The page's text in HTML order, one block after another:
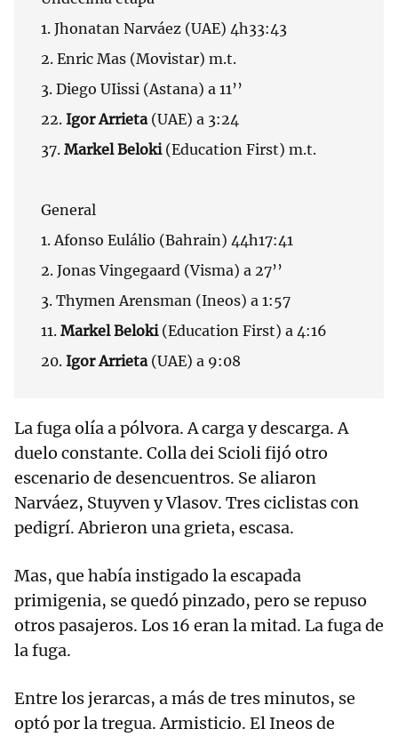
1. Jhonatan Narváez (UAE) 4h33:43
2. Enric Mas (Movistar) m.t.
3. Diego UIissi (Astana) a 11’’
22. Igor Arrieta(UAE) a 3:24
37. Markel Beloki (Education First) m.t.
General
1. Afonso Eulálio (Bahrain) 44h17:41
2. Jonas Vingegaard (Visma) a 27’’
3. Thymen Arensman (Ineos) a 1:57
11. Markel Beloki (Education First) a 4:16
20. Igor Arrieta(UAE) a 9:08
La fuga olía a pólvora. A carga y descarga. A
duelo constante. Colla dei Scioli fijó otro
escenario de desencuentros. Se aliaron
Narváez, Stuyven y Vlasov. Tres ciclistas con
pedigrí. Abrieron una grieta, escasa.
Mas, que había instigado la escapada
primigenia, se quedó pinzado, pero se repuso
otros pasajeros. Los 16 eran la mitad. La fuga de
la fuga.
Entre los jerarcas, a más de tres minutos, se
optó por la tregua. Armisticio. El Ineos de